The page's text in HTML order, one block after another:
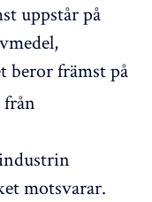
uppstår på
beror främst på
från
motsvarar.